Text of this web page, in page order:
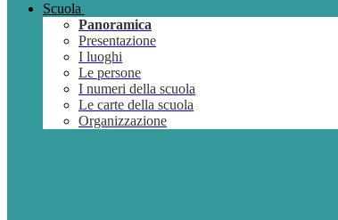
Scuola
Panoramica
Presentazione
I luoghi
Le persone
I numeri della scuola
Le carte della scuola
Organizzazione